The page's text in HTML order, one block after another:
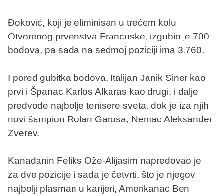
Đoković, koji je eliminisan u trećem kolu
Otvorenog prvenstva Francuske, izgubio je 700
bodova, pa sada na sedmoj poziciji ima 3.760.
I pored gubitka bodova, Italijan Janik Siner kao
prvi i Španac Karlos Alkaras kao drugi, i dalje
predvode najbolje tenisere sveta, dok je iza njih
novi šampion Rolan Garosa, Nemac Aleksander
Zverev.
Kanađanin Feliks Ože-Alijasim napredovao je
za dve pozicije i sada je četvrti, što je njegov
najbolji plasman u karijeri, Amerikanac Ben